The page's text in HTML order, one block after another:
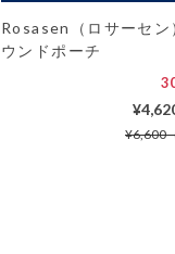
Rosasen（ロサーセン
ウンドポーチ
¥6,600